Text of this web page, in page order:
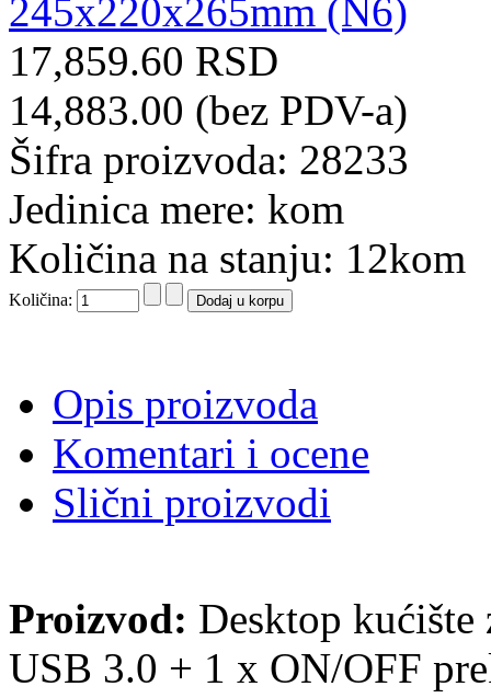
17,859.60 RSD
14,883.00 (bez PDV-a)
Šifra proizvoda: 28233
Jedinica mere: kom
Količina na stanju: 12kom
Količina:
Opis proizvoda
Komentari i ocene
Slični proizvodi
Proizvod: Desktop
USB 3.0 + 1 x ON/OFF